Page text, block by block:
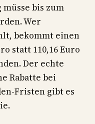
bis zum
Wer
bekommt einen
statt 110,16 Euro
Der echte
Rabatte bei
Fristen gibt es